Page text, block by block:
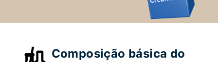
Composição básica do